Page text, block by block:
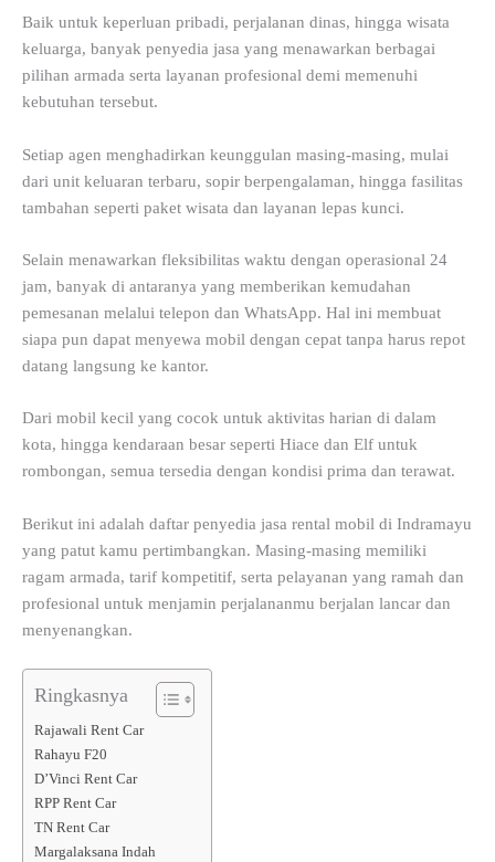
Baik untuk keperluan pribadi, perjalanan dinas, hingga wisata
keluarga, banyak penyedia jasa yang menawarkan berbagai
pilihan armada serta layanan profesional demi memenuhi
kebutuhan tersebut.
Setiap agen menghadirkan keunggulan masing-masing, mulai
dari unit keluaran terbaru, sopir berpengalaman, hingga fasilitas
tambahan seperti paket wisata dan layanan lepas kunci.
Selain menawarkan fleksibilitas waktu dengan operasional 24
jam, banyak di antaranya yang memberikan kemudahan
pemesanan melalui telepon dan WhatsApp. Hal ini membuat
siapa pun dapat menyewa mobil dengan cepat tanpa harus repot
datang langsung ke kantor.
Dari mobil kecil yang cocok untuk aktivitas harian di dalam
kota, hingga kendaraan besar seperti Hiace dan Elf untuk
rombongan, semua tersedia dengan kondisi prima dan terawat.
Berikut ini adalah daftar penyedia jasa rental mobil di Indramayu
yang patut kamu pertimbangkan. Masing-masing memiliki
ragam armada, tarif kompetitif, serta pelayanan yang ramah dan
profesional untuk menjamin perjalananmu berjalan lancar dan
menyenangkan.
Ringkasnya
Rajawali Rent Car
Rahayu F20
D’Vinci Rent Car
RPP Rent Car
TN Rent Car
Margalaksana Indah